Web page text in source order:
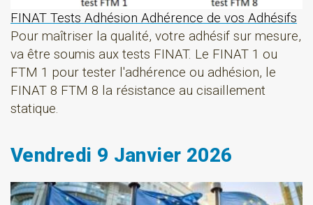
FINAT Tests Adhésion Adhérence de vos Adhésifs
Pour maîtriser la qualité, votre adhésif sur mesure,
va être soumis aux tests FINAT. Le FINAT 1 ou
FTM 1 pour tester l'adhérence ou adhésion, le
FINAT 8 FTM 8 la résistance au cisaillement
statique.
Vendredi 9 Janvier 2026